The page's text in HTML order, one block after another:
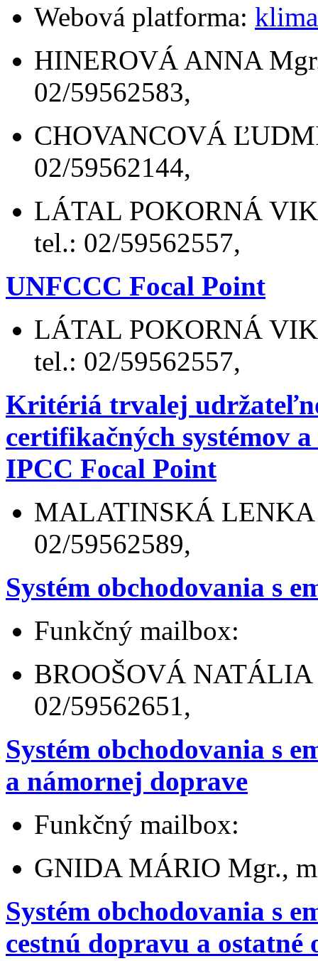
Webová platforma:
HINEROVÁ ANNA
02/59562583,
CHOVANCOVÁ
02/59562144,
LÁTAL POKORNÁ
tel.: 02/59562557,
UNFCCC Focal Point
LÁTAL POKORNÁ
tel.: 02/59562557,
Kritériá trvalej
certifikačných systémov
IPCC Focal Point
MALATINSKÁ LENKA
02/59562589,
Systém obchodovania s
Funkčný mailbox:
BROOŠOVÁ NATÁLIA
02/59562651,
Systém obchodovania s
a námornej doprave
Funkčný mailbox:
GNIDA MÁRIO Mgr.,
Systém obchodovania s
cestnú dopravu a ostatné